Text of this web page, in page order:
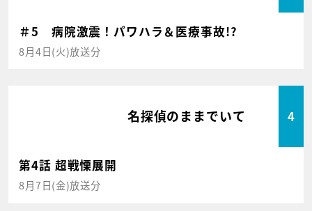
＃5 病院激震！パワハラ＆医療事故!?
8月4日(火)放送分
名探偵のままでいて 4
第4話 超戦慄展開
8月7日(金)放送分